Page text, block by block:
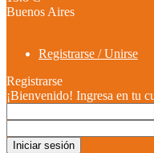
Buenos Aires
Registrarse / Unirse
Registrarse
¡Bienvenido! Ingresa en tu